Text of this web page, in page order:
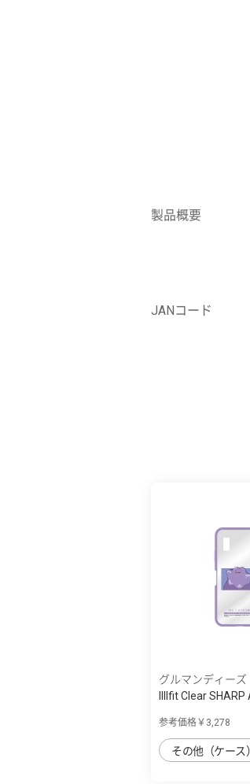
製品概要
JANコード
グルマンディーズ
IIIIfit Clear
参考価格￥3,278
その他（ケース）